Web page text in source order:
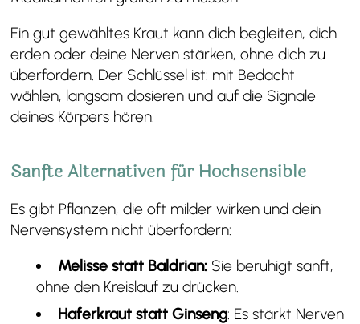
Ein gut gewähltes Kraut kann dich begleiten, dich
erden oder deine Nerven stärken, ohne dich zu
überfordern. Der Schlüssel ist: mit Bedacht
wählen, langsam dosieren und auf die Signale
deines Körpers hören.
Sanfte Alternativen für Hochsensible
Es gibt Pflanzen, die oft milder wirken und dein
Nervensystem nicht überfordern:
Melisse statt Baldrian: Sie beruhigt sanft,
ohne den Kreislauf zu drücken.
Haferkraut statt Ginseng: Es stärkt Nerven